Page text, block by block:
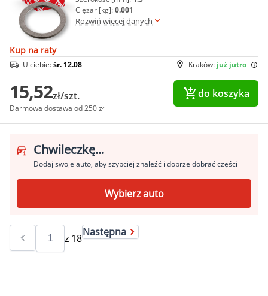
Ciężar [kg]:0.001
Rozwiń więcej danych
Kup na raty
Kraków: już jutro
U ciebie:śr. 12.08
15,52zł/szt.
Darmowa dostawa od 250 zł
do koszyka
Chwileczkę...
Dodaj swoje auto, aby szybciej znaleźć i dobrze dobrać części
Wybierz auto
z 18Następna